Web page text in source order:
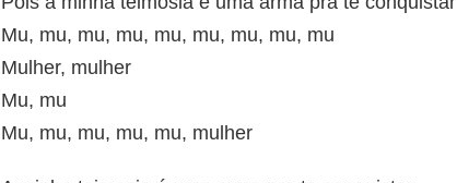
Mu, mu, mu, mu, mu, mu, mu, mu, mu
Mulher, mulher
Mu, mu
Mu, mu, mu, mu, mu, mulher